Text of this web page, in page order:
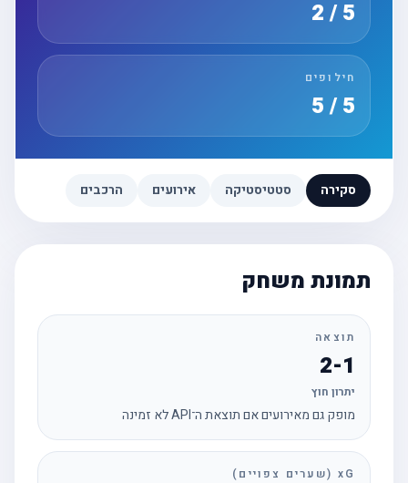
חילופים
סקירה סטטיסטיקה אירועים הרכבים
תמונת משחק
תוצאה
2-1
יתרון חוץ
מופק גם מאירועים אם תוצאת ה־API לא זמינה
xG (שערים צפויים)